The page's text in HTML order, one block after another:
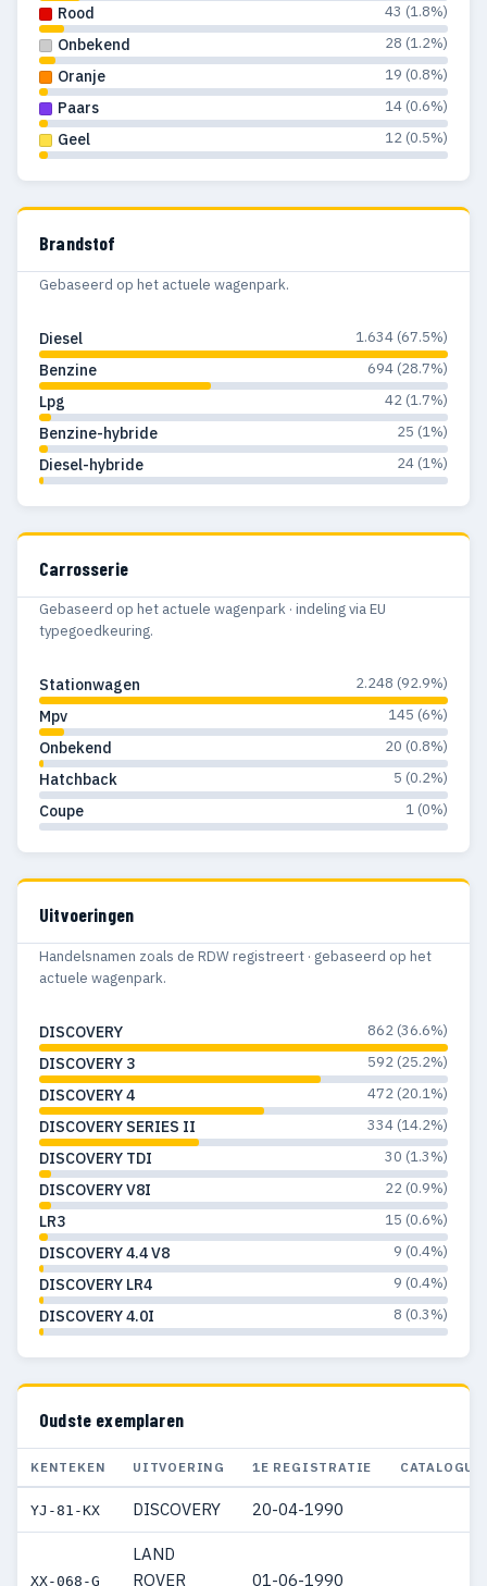
Rood 43 (1.8%)
Onbekend 28 (1.2%)
Oranje 19 (0.8%)
Paars 14 (0.6%)
Geel 12 (0.5%)
Brandstof
Gebaseerd op het actuele wagenpark.
Diesel 1.634 (67.5%)
Benzine 694 (28.7%)
Lpg 42 (1.7%)
Benzine-hybride 25 (1%)
Diesel-hybride 24 (1%)
Carrosserie
Gebaseerd op het actuele wagenpark · indeling via EU
typegoedkeuring.
Stationwagen 2.248 (92.9%)
Mpv 145 (6%)
Onbekend 20 (0.8%)
Hatchback 5 (0.2%)
Coupe 1 (0%)
Uitvoeringen
Handelsnamen zoals de RDW registreert · gebaseerd op het
actuele wagenpark.
DISCOVERY 862 (36.6%)
DISCOVERY 3 592 (25.2%)
DISCOVERY 4 472 (20.1%)
DISCOVERY SERIES II 334 (14.2%)
DISCOVERY TDI 30 (1.3%)
DISCOVERY V8I 22 (0.9%)
LR3 15 (0.6%)
DISCOVERY 4.4 V8 9 (0.4%)
DISCOVERY LR4 9 (0.4%)
DISCOVERY 4.0I 8 (0.3%)
Oudste exemplaren
KENTEKEN UITVOERING 1E REGISTRATIE
YJ-81-KX DISCOVERY 20-04-1990
XX-068-G
LAND
ROVER
01-06-1990